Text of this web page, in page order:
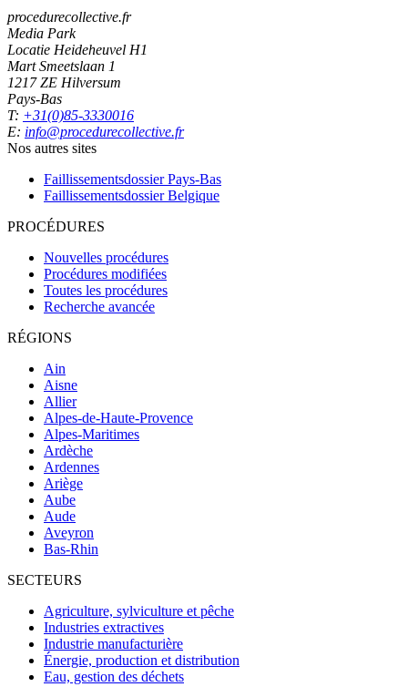
procedurecollective.fr
Media Park
Locatie Heideheuvel H1
Mart Smeetslaan 1
1217 ZE Hilversum
Pays-Bas
T: +31(0)85-3330016
E: info@procedurecollective.fr
Nos autres sites
Faillissementsdossier Pays-Bas
Faillissementsdossier Belgique
PROCÉDURES
Nouvelles procédures
Procédures modifiées
Toutes les procédures
Recherche avancée
RÉGIONS
Ain
Aisne
Allier
Alpes-de-Haute-Provence
Alpes-Maritimes
Ardèche
Ardennes
Ariège
Aube
Aude
Aveyron
Bas-Rhin
SECTEURS
Agriculture, sylviculture et pêche
Industries extractives
Industrie manufacturière
Énergie, production et distribution
Eau, gestion des déchets